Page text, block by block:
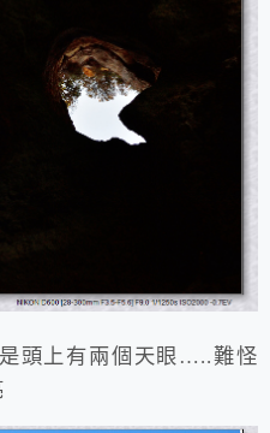
頭上有兩個天眼…..難怪